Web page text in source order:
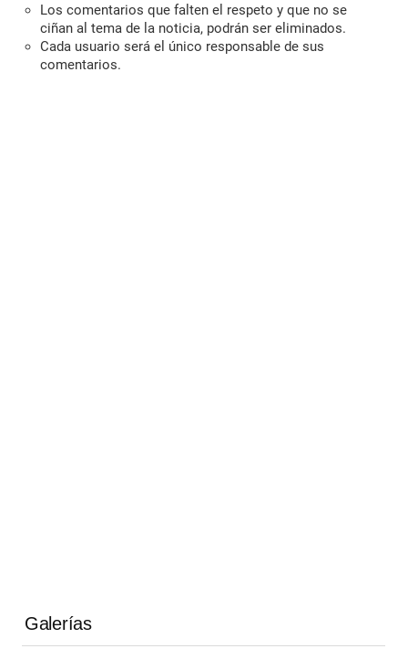
Los comentarios que falten el respeto y que no se
ciñan al tema de la noticia, podrán ser eliminados.
Cada usuario será el único responsable de sus
comentarios.
Galerías